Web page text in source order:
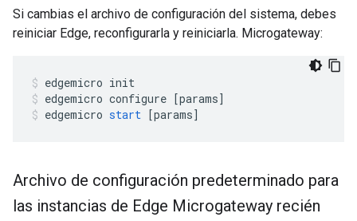
Si cambias el archivo de configuración del sistema, debes
reiniciar Edge, reconfigurarla y reiniciarla. Microgateway:
edgemicro init
edgemicro configure [params]
edgemicro start [params]
Archivo de configuración predeterminado para
las instancias de Edge Microgateway recién